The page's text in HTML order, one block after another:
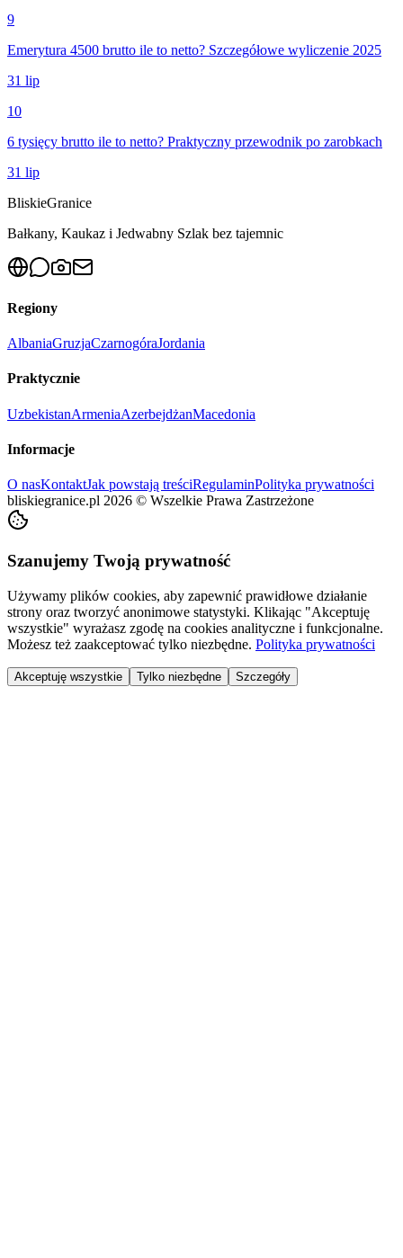
9
Emerytura 4500 brutto ile to netto? Szczegółowe wyliczenie 2025
31 lip
10
6 tysięcy brutto ile to netto? Praktyczny przewodnik po zarobkach
31 lip
BliskieGranice
Bałkany, Kaukaz i Jedwabny Szlak bez tajemnic
Regiony
AlbaniaGruzjaCzarnogóraJordania
Praktycznie
UzbekistanArmeniaAzerbejdżanMacedonia
Informacje
O nasKontaktJak powstają treściRegulaminPolityka prywatności
bliskiegranice.pl 2026 © Wszelkie Prawa Zastrzeżone
Szanujemy Twoją prywatność
Używamy plików cookies, aby zapewnić prawidłowe działanie
strony oraz tworzyć anonimowe statystyki. Klikając "Akceptuję
wszystkie" wyrażasz zgodę na cookies analityczne i funkcjonalne.
Możesz też zaakceptować tylko niezbędne. Polityka prywatności
Akceptuję wszystkie Tylko niezbędne Szczegóły